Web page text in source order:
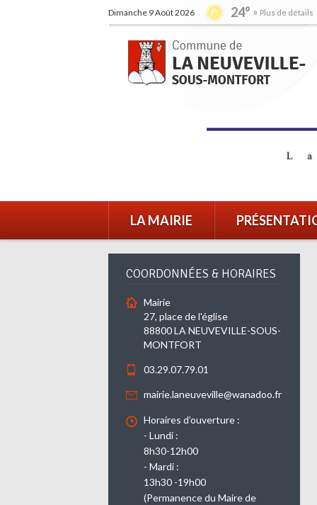
Dimanche 9 Août 2026 24° Plus de détails
LA MAIRIE
COORDONNÉES & HORAIRES
Mairie
27, place de l'église
88800 LA NEUVEVILLE-SOUS-
MONTFORT
03.29.07.79.01
mairie.laneuveville@wanadoo.fr
Horaires d’ouverture :
- Lundi :
8h30-12h00
- Mardi :
13h30 -19h00
(Permanence du Maire de